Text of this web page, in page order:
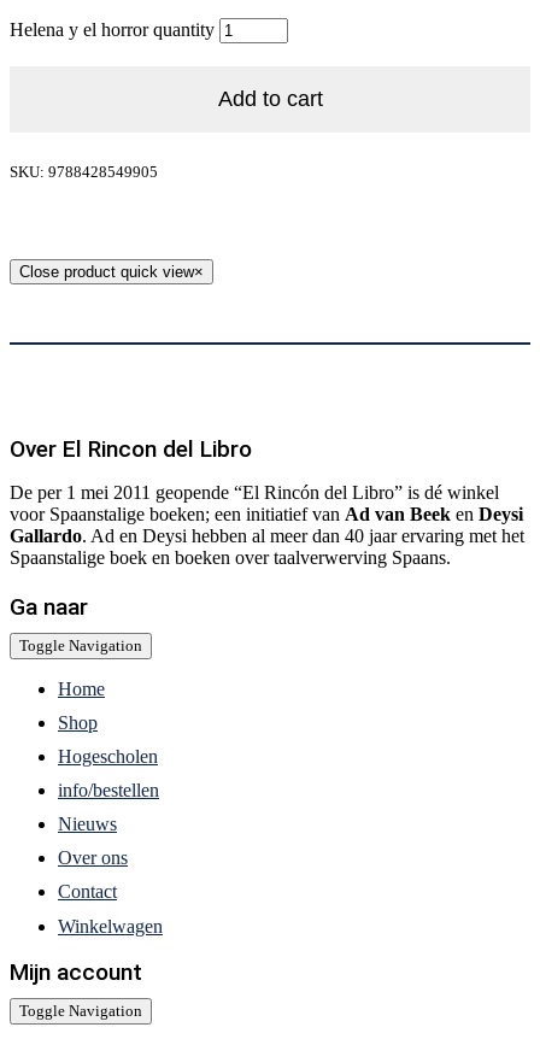
Helena y el horror quantity
Add to cart
SKU: 9788428549905
Close product quick view×
Over El Rincon del Libro
De per 1 mei 2011 geopende “El Rincón del Libro” is dé winkel
voor Spaanstalige boeken; een initiatief van Ad van Beek en Deysi
Gallardo. Ad en Deysi hebben al meer dan 40 jaar ervaring met het
Spaanstalige boek en boeken over taalverwerving Spaans.
Ga naar
Toggle Navigation
Home
Shop
Hogescholen
info/bestellen
Nieuws
Over ons
Contact
Winkelwagen
Mijn account
Toggle Navigation